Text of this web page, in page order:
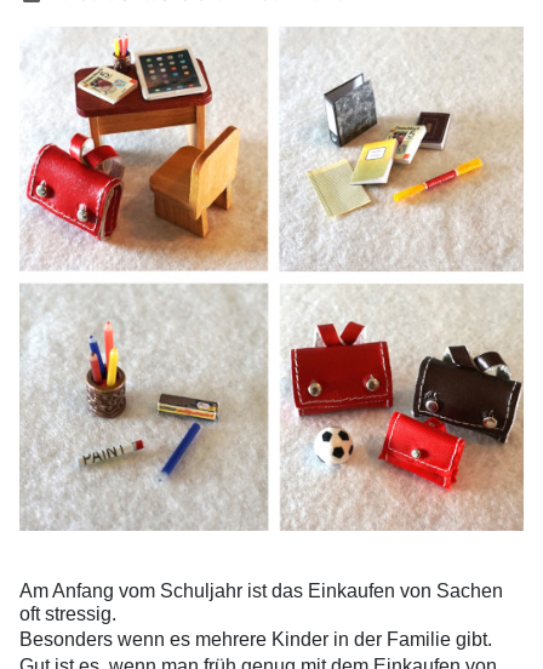
Am Anfang vom Schuljahr ist das Einkaufen von Sachen
oft stressig.
Besonders wenn es mehrere Kinder in der Familie gibt.